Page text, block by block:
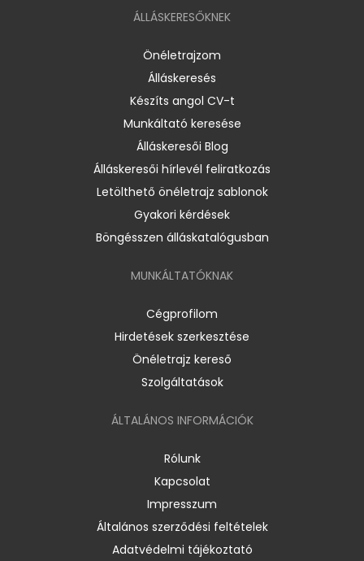
ÁLLÁSKERESŐKNEK
Önéletrajzom
Álláskeresés
Készíts angol CV-t
Munkáltató keresése
Álláskeresői Blog
Álláskeresői hírlevél feliratkozás
Letölthető önéletrajz sablonok
Gyakori kérdések
Böngésszen álláskatalógusban
MUNKÁLTATÓKNAK
Cégprofilom
Hirdetések szerkesztése
Önéletrajz kereső
Szolgáltatások
ÁLTALÁNOS INFORMÁCIÓK
Rólunk
Kapcsolat
Impresszum
Általános szerződési feltételek
Adatvédelmi tájékoztató